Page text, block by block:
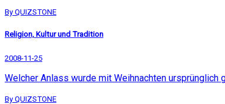
By QUIZSTONE
Religion, Kultur und Tradition
2008-11-25
Welcher Anlass wurde mit Weihnachten ursprünglich
By QUIZSTONE